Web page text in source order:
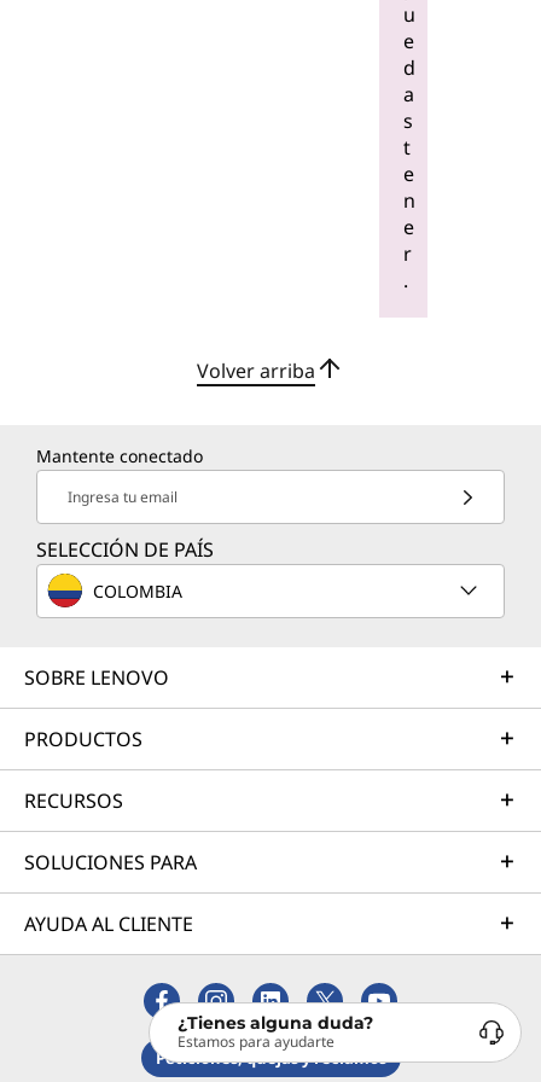
u
e
d
a
s
t
e
n
e
r
.
Volver arriba
Mantente conectado
Ingresa tu email
SELECCIÓN DE PAÍS
COLOMBIA
SOBRE LENOVO
PRODUCTOS
RECURSOS
SOLUCIONES PARA
AYUDA AL CLIENTE
Peticiones, quejas y reclamos
¿Tienes alguna duda?
Estamos para ayudarte